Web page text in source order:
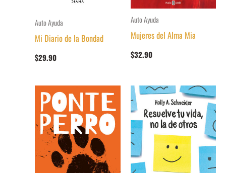
Auto Ayuda
Mi Diario de la Bondad
$29.90
Auto Ayuda
Mujeres del Alma Mia
$32.90